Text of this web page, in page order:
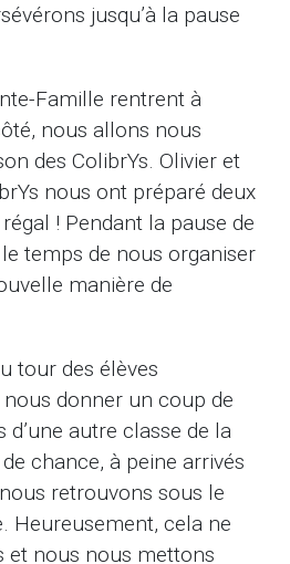
jusqu’à la pause
Famille rentrent à
nous allons nous
des ColibrYs. Olivier et
nous ont préparé deux
! Pendant la pause de
temps de nous organiser
manière de
tour des élèves
nous donner un coup de
autre classe de la
chance, à peine arrivés
retrouvons sous le
Heureusement, cela ne
et nous nous mettons